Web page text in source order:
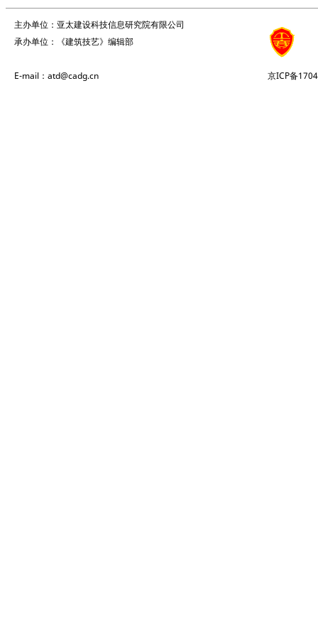
主办单位：亚太建设科技信息研究院有限公司
承办单位：《建筑技艺》编辑部
E-mail：atd@cadg.cn 京ICP备